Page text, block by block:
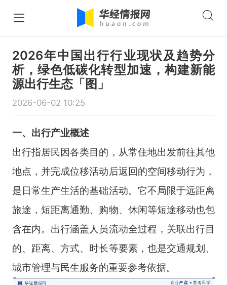
2026年中国出行行业现状及趋势分
析，绿色低碳化转型加速，构建新能
源出行生态「图」
2026-06-02 10:25
一、出行产业概述
出行指居民因各类目的，从常住地出发前往其他
地点，并完成位移活动后返回的空间移动行为，
是日常生产生活的基础活动。它不局限于远距离
旅途，短距离通勤、购物、休闲等短途移动也包
含在内。出行涵盖人员流动全过程，关联出行目
的、距离、方式、时长等要素，也是交通规划、
城市管理与民生服务的重要参考依据。